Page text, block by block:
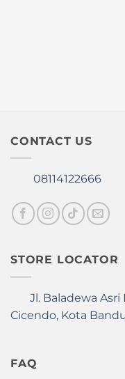
CONTACT US
08114122666
STORE LOCATOR
Jl. Baladewa Asri
Cicendo, Kota
FAQ